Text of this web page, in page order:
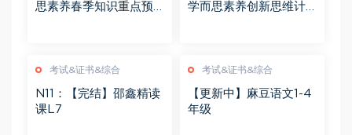
思素养春季知识重点预
学而思素养创新思维计
考试&证书&综合
N11：【完结】邵鑫精读
课L7
考试&证书&综合
【更新中】麻豆语文1-4
年级